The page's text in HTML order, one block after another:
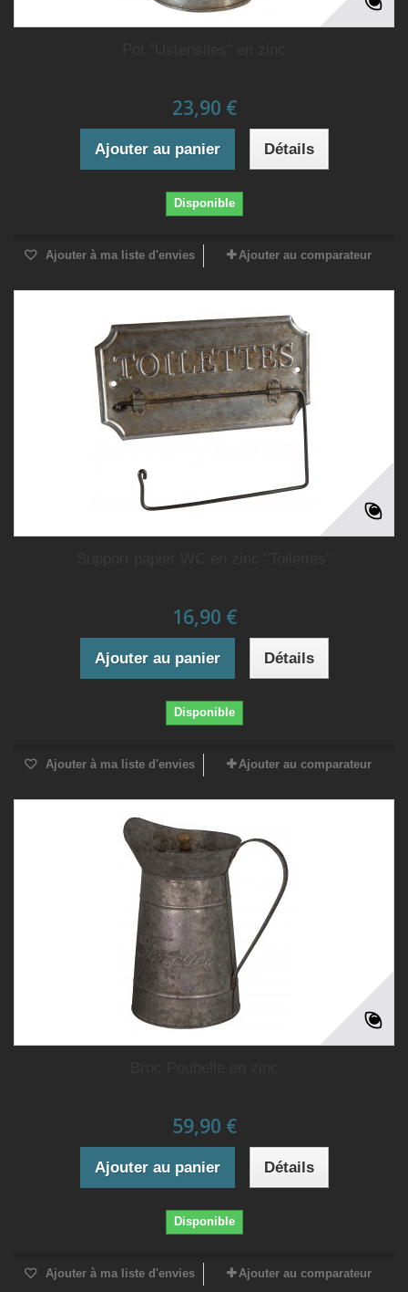
23,90 €
Ajouter au panier Détails
Disponible
Ajouter à ma liste d'envies Ajouter au comparateur
16,90 €
Ajouter au panier Détails
Disponible
Ajouter à ma liste d'envies Ajouter au comparateur
59,90 €
Ajouter au panier Détails
Disponible
Ajouter à ma liste d'envies Ajouter au comparateur